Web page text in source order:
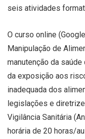
seis atividades
O curso online
Manipulação de
manutenção da
da exposição aos
inadequada dos
legislações e
Vigilância Sanitária
horária de 20 horas/